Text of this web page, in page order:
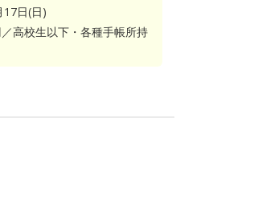
17日(日)
高校生以下・各種手帳所持